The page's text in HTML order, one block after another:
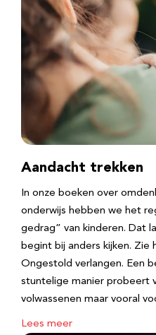
Aandacht trekken
In onze boeken over
onderwijs hebben we het
gedrag” van kinderen. Dat
begint bij anders kijken. Zie
Ongestold verlangen. Een
stuntelige manier probeert
volwassenen maar vooral
Lees meer